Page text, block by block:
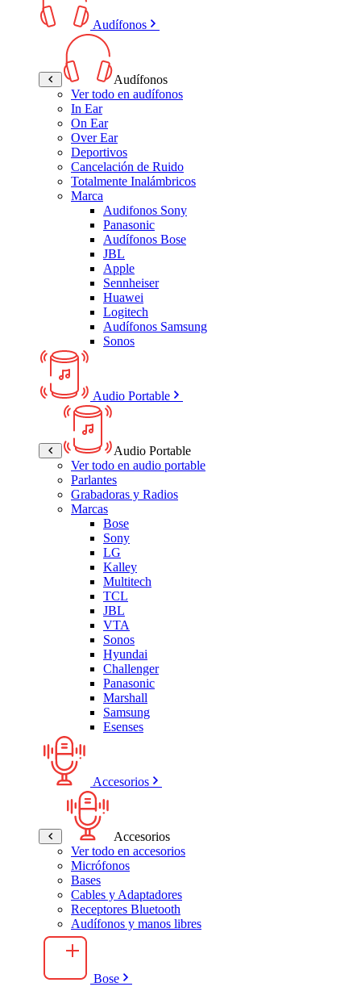
Audífonos
Audífonos
Ver todo en audífonos
In Ear
On Ear
Over Ear
Deportivos
Cancelación de Ruido
Totalmente Inalámbricos
Marca
Audifonos Sony
Panasonic
Audífonos Bose
JBL
Apple
Sennheiser
Huawei
Logitech
Audífonos Samsung
Sonos
Audio Portable
Audio Portable
Ver todo en audio portable
Parlantes
Grabadoras y Radios
Marcas
Bose
Sony
LG
Kalley
Multitech
TCL
JBL
VTA
Sonos
Hyundai
Challenger
Panasonic
Marshall
Samsung
Esenses
Accesorios
Accesorios
Ver todo en accesorios
Micrófonos
Bases
Cables y Adaptadores
Receptores Bluetooth
Audífonos y manos libres
Bose